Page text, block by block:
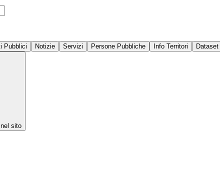
Pubblici Notizie Servizi Persone Pubbliche Info Territori Dataset
sito